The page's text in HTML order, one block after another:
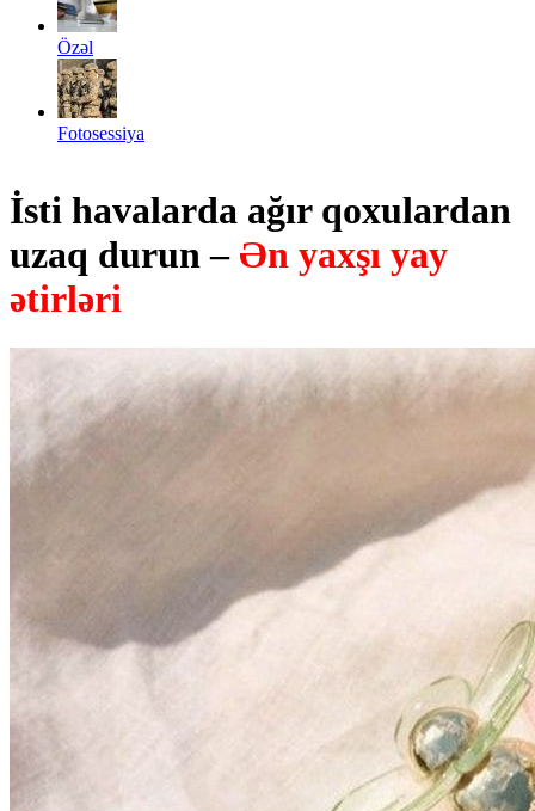
Özəl
Fotosessiya
İsti havalarda ağır qoxulardan
uzaq durun –Ən yaxşı yay
ətirləri